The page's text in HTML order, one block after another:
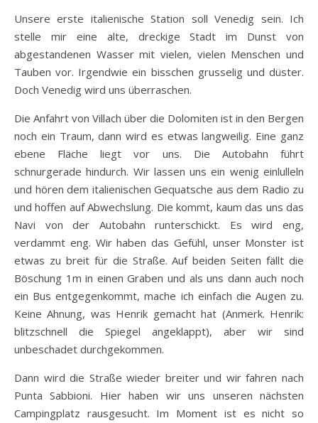
Unsere erste italienische Station soll Venedig sein. Ich
stelle mir eine alte, dreckige Stadt im Dunst von
abgestandenen Wasser mit vielen, vielen Menschen und
Tauben vor. Irgendwie ein bisschen grusselig und düster.
Doch Venedig wird uns überraschen.
Die Anfahrt von Villach über die Dolomiten ist in den Bergen
noch ein Traum, dann wird es etwas langweilig. Eine ganz
ebene Fläche liegt vor uns. Die Autobahn führt
schnurgerade hindurch. Wir lassen uns ein wenig einlulleln
und hören dem italienischen Gequatsche aus dem Radio zu
und hoffen auf Abwechslung. Die kommt, kaum das uns das
Navi von der Autobahn runterschickt. Es wird eng,
verdammt eng. Wir haben das Gefühl, unser Monster ist
etwas zu breit für die Straße. Auf beiden Seiten fällt die
Böschung 1m in einen Graben und als uns dann auch noch
ein Bus entgegenkommt, mache ich einfach die Augen zu.
Keine Ahnung, was Henrik gemacht hat (Anmerk. Henrik:
blitzschnell die Spiegel angeklappt), aber wir sind
unbeschadet durchgekommen.
Dann wird die Straße wieder breiter und wir fahren nach
Punta Sabbioni. Hier haben wir uns unseren nächsten
Campingplatz rausgesucht. Im Moment ist es nicht so